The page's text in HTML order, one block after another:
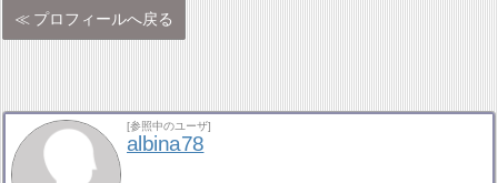
プロフィールへ戻る
[参照中のユーザ]
albina78